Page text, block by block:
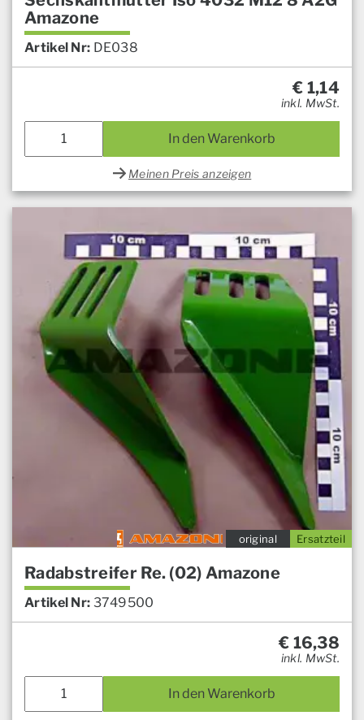
Amazone
Artikel Nr: DE038
€ 1,14
inkl. MwSt.
In den Warenkorb
Meinen Preis anzeigen
Ersatzteil
original
Radabstreifer Re. (02) Amazone
Artikel Nr: 3749500
€ 16,38
inkl. MwSt.
In den Warenkorb